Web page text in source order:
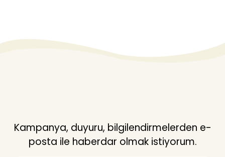
Kampanya, duyuru, bilgilendirmelerden e-
posta ile haberdar olmak istiyorum.